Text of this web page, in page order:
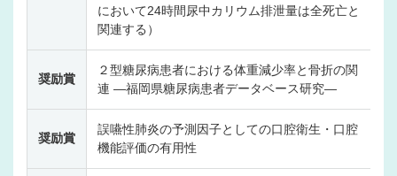
において24時間尿中カリウム排泄量は全死亡と
関連する）
奨励賞
２型糖尿病患者における体重減少率と骨折の関
連 ―福岡県糖尿病患者データベース研究―
奨励賞
誤嚥性肺炎の予測因子としての口腔衛生・口腔
機能評価の有用性